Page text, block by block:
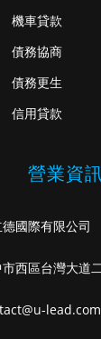
機車貸款
債務協商
債務更生
信用貸款
營業資
國際有限公司
市西區台灣大道